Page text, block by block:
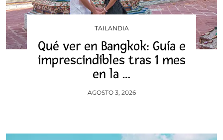
TAILANDIA
Qué ver en Bangkok: Guía e
imprescindibles tras 1 mes
en la …
AGOSTO 3, 2026